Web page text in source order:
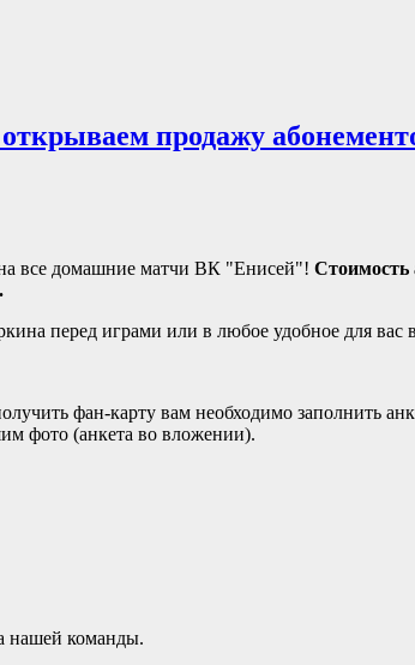
продажу
все домашние матчи ВК "Енисей"! Стоимость
перед играми или в любое удобное для вас
фан-карту вам необходимо заполнить
фото (анкета во вложении).
нашей команды.